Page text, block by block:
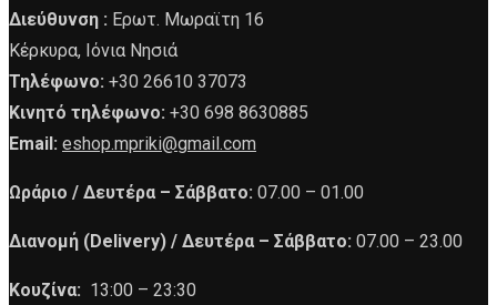
Διεύθυνση : Ερωτ. Μωραϊτη 16
Κέρκυρα, Ιόνια Νησιά
Τηλέφωνο: +30 26610 37073
Κινητό τηλέφωνο: +30 698 8630885
Email: eshop.mpriki@gmail.com
Ωράριο / Δευτέρα – Σάββατο: 07.00 – 01.00
Διανομή (Delivery) / Δευτέρα – Σάββατο: 07.00 – 23.00
Κουζίνα: 13:00 – 23:30